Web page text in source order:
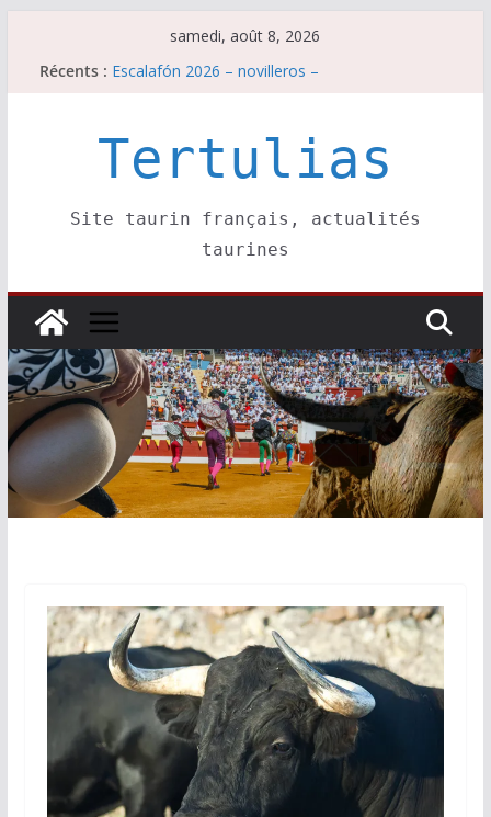
samedi, août 8, 2026
Récents : Escalafón 2026 – novilleros –
Les brèves du vendredi 7 août
Escalafón 2026 – matadors de toros-
Tertulias
Site taurin français, actualités
taurines